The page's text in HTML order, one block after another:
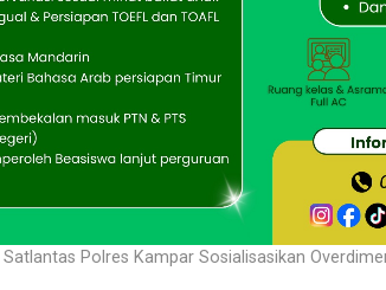
Satlantas Polres Kampar Sosialisasikan Overdimensi dan